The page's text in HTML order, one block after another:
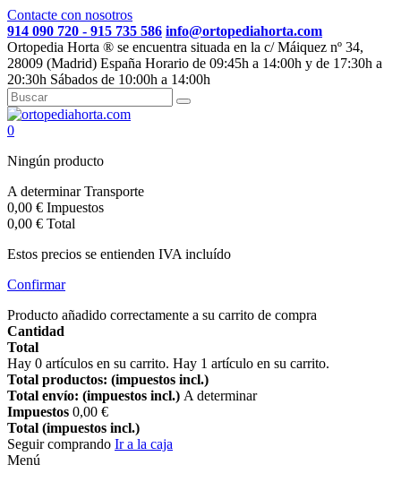
Contacte con nosotros
914 090 720 - 915 735 586 info@ortopediahorta.com
Ortopedia Horta ® se encuentra situada en la c/ Máiquez nº 34,
28009 (Madrid) España Horario de 09:45h a 14:00h y de 17:30h a
20:30h Sábados de 10:00h a 14:00h
0
Ningún producto
A determinarTransporte
0,00 € Impuestos
0,00 € Total
Estos precios se entienden IVA incluído
Confirmar
Producto añadido correctamente a su carrito de compra
Cantidad
Total
Hay 0 artículos en su carrito. Hay 1 artículo en su carrito.
Total productos: (impuestos incl.)
Total envío: (impuestos incl.) A determinar
Impuestos 0,00 €
Total (impuestos incl.)
Seguir comprando Ir a la caja
Menú